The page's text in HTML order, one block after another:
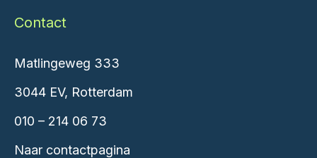
Contact
Matlingeweg 333
3044 EV, Rotterdam
010 – 214 06 73
Naar contactpagina